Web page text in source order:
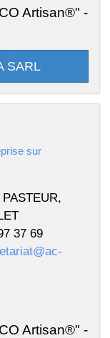
Artisan®" -
SARL
sur
37 69
Artisan®" -